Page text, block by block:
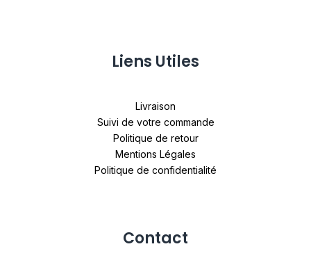
Liens Utiles
Livraison
Suivi de votre commande
Politique de retour
Mentions Légales
Politique de confidentialité
Contact